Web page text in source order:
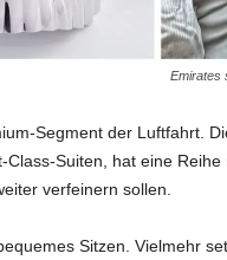
Emirates
Segment der Luftfahrt.
Suiten, hat eine
verfeinern sollen.
Sitzen. Vielmehr